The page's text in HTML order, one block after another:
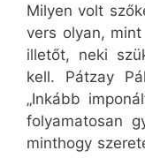
Milyen volt
vers olyan,
illetőt, neki
kell. Pátzay
„Inkább
folyamatosan
minthogy